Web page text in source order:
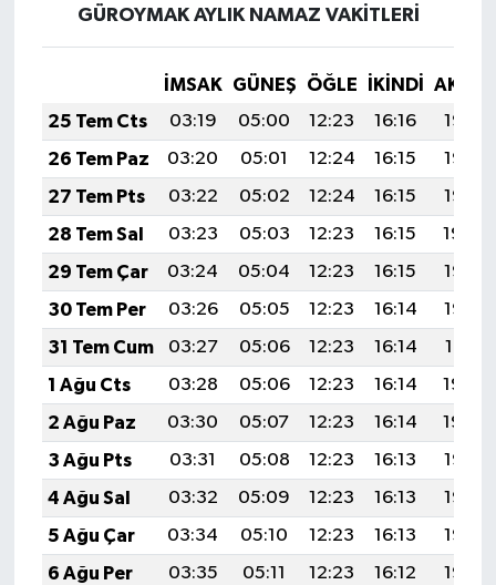
GÜROYMAK AYLIK NAMAZ VAKITLERI
İMSAK GÜNEŞ ÖĞLE İKINDI
25 Tem Cts
03:19 05:00 12:23 16:16
19:37
26 Tem Paz
03:20 05:01 12:24 16:15
19:36
27 Tem Pts
03:22 05:02 12:24 16:15
19:35
28 Tem Sal
03:23 05:03 12:23 16:15
19:34
29 Tem Çar
03:24 05:04 12:23 16:15
19:33
30 Tem Per
03:26 05:05 12:23 16:14
19:32
31 Tem Cum
03:27 05:06 12:23 16:14
19:31
1 Ağu Cts
03:28 05:06 12:23 16:14
19:30
2 Ağu Paz
03:30 05:07 12:23 16:14
19:29
3 Ağu Pts
03:31 05:08 12:23 16:13
19:28
4 Ağu Sal
03:32 05:09 12:23 16:13
19:27
5 Ağu Çar
03:34 05:10 12:23 16:13
19:26
6 Ağu Per
03:35 05:11 12:23 16:12
19:25